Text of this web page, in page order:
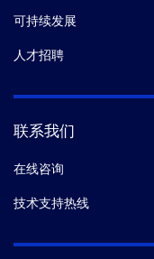
可持续发展
人才招聘
联系我们
在线咨询
技术支持热线